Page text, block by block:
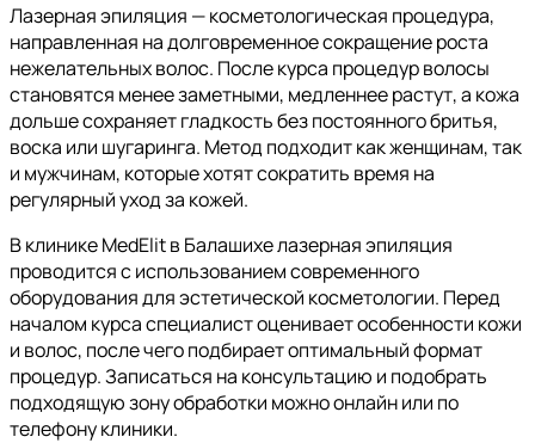
Лазерная эпиляция — косметологическая процедура,
направленная на долговременное сокращение роста
нежелательных волос. После курса процедур волосы
становятся менее заметными, медленнее растут, а кожа
дольше сохраняет гладкость без постоянного бритья,
воска или шугаринга. Метод подходит как женщинам, так
и мужчинам, которые хотят сократить время на
регулярный уход за кожей.
В клинике MedElit в Балашихе лазерная эпиляция
проводится с использованием современного
оборудования для эстетической косметологии. Перед
началом курса специалист оценивает особенности кожи
и волос, после чего подбирает оптимальный формат
процедур. Записаться на консультацию и подобрать
подходящую зону обработки можно онлайн или по
телефону клиники.